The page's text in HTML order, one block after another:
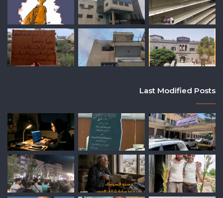
Last Modified Posts